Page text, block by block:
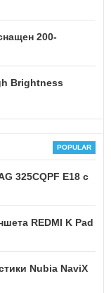
200-
Brightness
325CQPF E18 с
REDMI K Pad
Nubia NaviX